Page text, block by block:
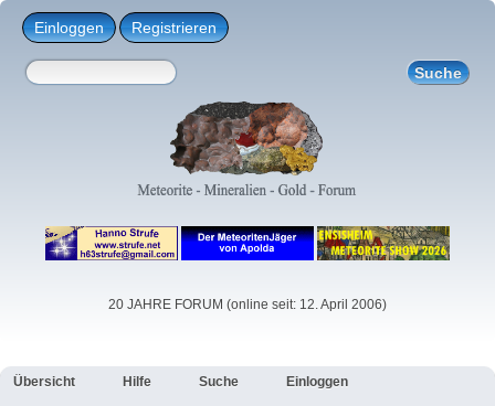
Einloggen Registrieren
20 JAHRE FORUM (online seit: 12. April 2006)
Übersicht Hilfe Suche Einloggen